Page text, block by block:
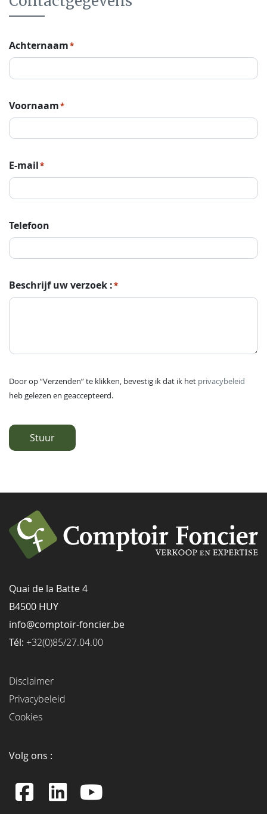
Achternaam*
Voornaam*
E-mail*
Telefoon
Beschrijf uw verzoek :*
Door op “Verzenden” te klikken, bevestig ik dat ik het privacybeleid
heb gelezen en geaccepteerd.
Stuur
Quai de la Batte 4
B4500 HUY
info@comptoir-foncier.be
Tél: +32(0)85/27.04.00
Disclaimer
Privacybeleid
Cookies
Volg ons :